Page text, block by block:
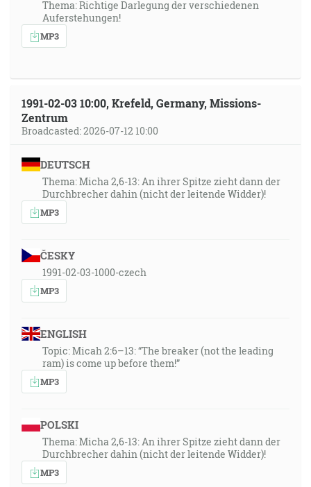
Thema: Richtige Darlegung der verschiedenen
Auferstehungen!
MP3
1991-02-03 10:00, Krefeld, Germany, Missions-
Zentrum
Broadcasted: 2026-07-12 10:00
DEUTSCH
Thema: Micha 2,6-13: An ihrer Spitze zieht dann der
Durchbrecher dahin (nicht der leitende Widder)!
MP3
ČESKY
1991-02-03-1000-czech
MP3
ENGLISH
Topic: Micah 2:6–13: “The breaker (not the leading
ram) is come up before them!”
MP3
POLSKI
Thema: Micha 2,6-13: An ihrer Spitze zieht dann der
Durchbrecher dahin (nicht der leitende Widder)!
MP3